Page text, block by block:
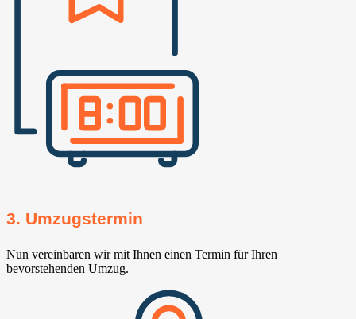
3. Umzugstermin
Nun vereinbaren wir mit Ihnen einen Termin für Ihren
bevorstehenden Umzug.